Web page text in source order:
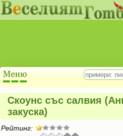
Скоунс със салвия
закуска)
Рейтинг: